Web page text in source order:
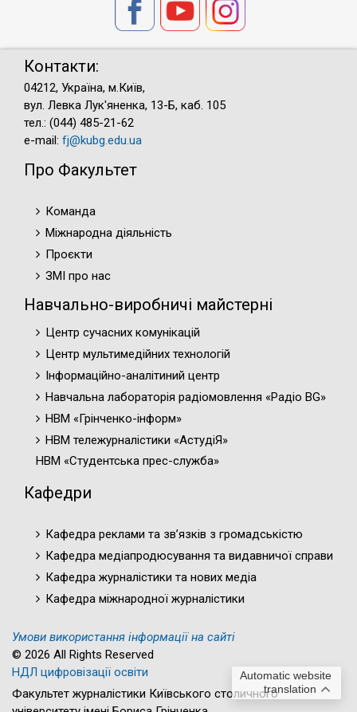
Automatic website
translation
Контакти:
04212, Україна, м.Київ,
вул. Левка Лук'яненка, 13-Б, каб. 105
тел.: (044) 485-21-62
e-mail: fj@kubg.edu.ua
Про Факультет
Команда
Міжнародна діяльність
Проєкти
ЗМІ про нас
Навчально-виробничі майстерні
Центр сучасних комунікацій
Центр мультимедійних технологій
Інформаційно-аналітиний центр
Навчальна лабораторія радіомовлення «Радіо BG»
НВМ «Грінченко-інформ»
НВМ тележурналістики «АстудіЯ»
НВМ «Студентська прес-служба»
Кафедри
Кафедра реклами та зв’язків з громадськістю
Кафедра медіапродюсування та видавничої справи
Кафедра журналістики та нових медіа
Кафедра міжнародної журналістики
Умови використання інформації на сайті
© 2026 All Rights Reserved
НДЛ цифровізації освіти
Факультет журналістики Київського столичного